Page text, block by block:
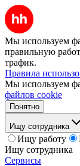
Мы используем
правильную
трафик.
Правила
Мы используем
файлов cookie
Понятно
Ищу сотрудника
Ищу работу
Ищу сотрудника
Сервисы